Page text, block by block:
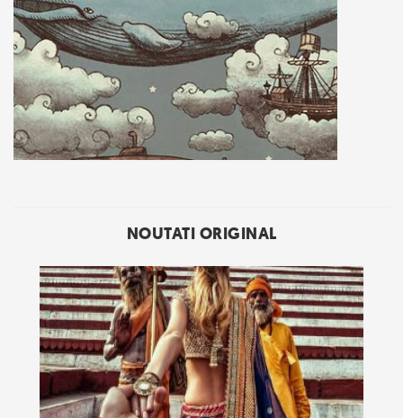
NOUTATI ORIGINAL